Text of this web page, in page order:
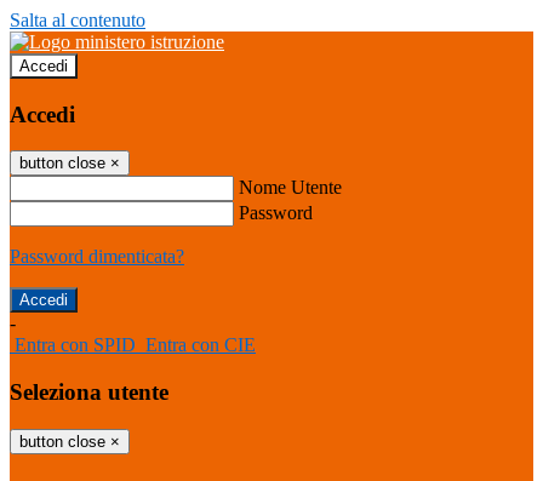
Salta al contenuto
Accedi
Accedi
button close ×
Nome Utente
Password
Password dimenticata?
-
Entra con SPID Entra con CIE
Seleziona utente
button close ×